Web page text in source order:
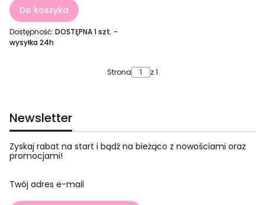
Do koszyka
Dostępność: DOSTĘPNA 1 szt. -
wysyłka 24h
Strona z 1
Newsletter
Zyskaj rabat na start i bądź na bieżąco z nowościami oraz
promocjami!
Twój adres e-mail